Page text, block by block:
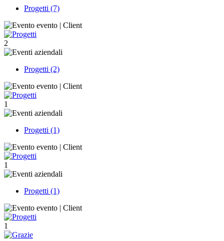
Progetti (7)
2
Progetti (2)
1
Progetti (1)
1
Progetti (1)
1